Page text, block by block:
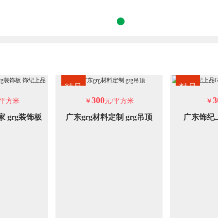
方米
grg装饰板
精品
￥ 300元/平方米
广东grg材料定制 grg吊顶
精品
￥
广东饰纪